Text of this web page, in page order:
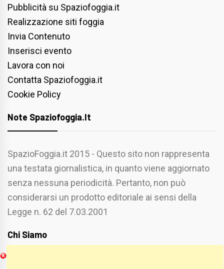
Pubblicità su Spaziofoggia.it
Realizzazione siti foggia
Invia Contenuto
Inserisci evento
Lavora con noi
Contatta Spaziofoggia.it
Cookie Policy
Note Spaziofoggia.it
SpazioFoggia.it 2015 - Questo sito non rappresenta
una testata giornalistica, in quanto viene aggiornato
senza nessuna periodicità. Pertanto, non può
considerarsi un prodotto editoriale ai sensi della
Legge n. 62 del 7.03.2001
Chi Siamo